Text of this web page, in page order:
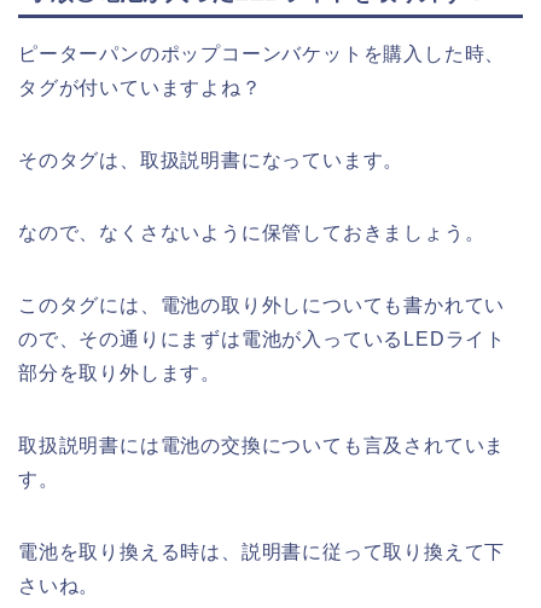
ピーターパンのポップコーンバケットを購入した時、
タグが付いていますよね？
そのタグは、取扱説明書になっています。
なので、なくさないように保管しておきましょう。
このタグには、電池の取り外しについても書かれてい
ので、その通りにまずは電池が入っているLEDライト
部分を取り外します。
取扱説明書には電池の交換についても言及されていま
す。
電池を取り換える時は、説明書に従って取り換えて下
さいね。